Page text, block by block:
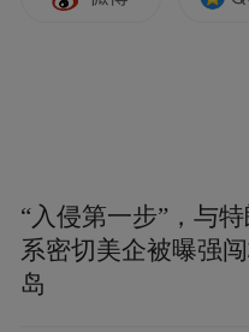
无人驾驶航空器按
平飞速度不超过40
备符合微功率短距
时人工介入操控的
“入侵第一步”，与
系密切美企被曝强
岛